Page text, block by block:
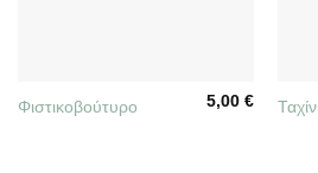
Φιστικοβούτυρο 5,00€